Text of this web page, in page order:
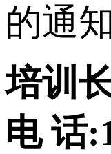
的通知
培训
电 话